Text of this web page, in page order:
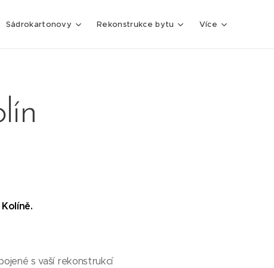
Sádrokartonovy Rekonstrukce bytu Více
s vaší rekonstrukcí